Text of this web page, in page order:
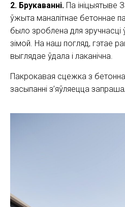
2. Брукаванні. Па ініцыятыве
ўжыта маналітнае бетоннае
было зроблена для зручнасці
зімой. На наш погляд, гэтае
выглядае ўдала і лаканічна.
Пакрокавая сцежка з
засыпанні з’яўляецца